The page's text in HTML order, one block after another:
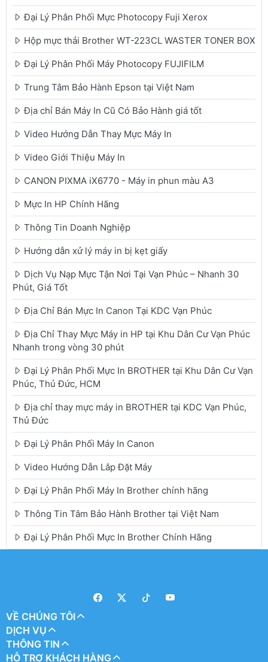
Đại Lý Phân Phối Mực Photocopy Fuji Xerox
Hộp mực thải Brother WT-223CL WASTER TONER BOX
Đại Lý Phân Phối Máy Photocopy FUJIFILM
Trung Tâm Bảo Hành Epson tại Việt Nam
Địa chỉ Bán Máy In Cũ Có Bảo Hành giá tốt
Video Hướng Dẫn Thay Mực Máy In
Video Giới Thiệu Máy In
CANON PIXMA iX6770 - Máy in phun màu A3
Mực In HP Chính Hãng
Thông Tin Doanh Nghiệp
Hướng dẫn xử lý máy in bị kẹt giấy
Dịch Vụ Nạp Mực Tận Nơi Tại Vạn Phúc – Nhanh 30
Phút, Giá Tốt
Địa Chỉ Bán Mực In Canon Tại KDC Vạn Phúc
Địa Chỉ Thay Mực Máy in HP tại Khu Dân Cư Vạn Phúc
Nhanh trong vòng 30 phút
Đại Lý Phân Phối Mực In BROTHER tại Khu Dân Cư Vạn
Phúc, Thủ Đức, HCM
Địa chỉ thay mực máy in BROTHER tại KDC Vạn Phúc,
Thủ Đức
Đại Lý Phân Phối Máy In Canon
Video Hướng Dẫn Lắp Đặt Máy
Đại Lý Phân Phối Máy In Brother chính hãng
Thông Tin Tâm Bảo Hành Brother tại Việt Nam
Đại Lý Phân Phối Mực In Brother Chính Hãng
VỀ CHÚNG TÔI
DỊCH VỤ
THÔNG TIN
HỖ TRỢ KHÁCH HÀNG